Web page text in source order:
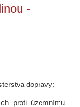
-
dopravy:
proti územnímu